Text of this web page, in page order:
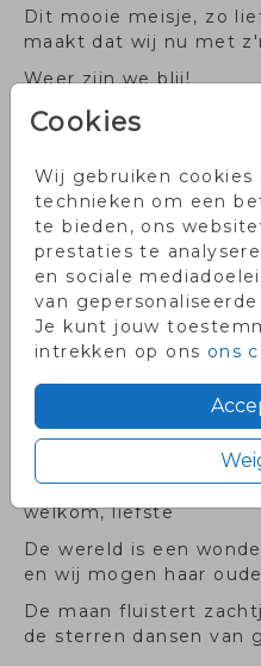
Cookies
Wij gebruiken cookies
technieken om een
te bieden, ons
prestaties te
en sociale
van
Je kunt jouw
intrekken op ons ons
Dit mooie meisje, zo
maakt dat wij nu met
Weer zijn we blij!
Onze lieve [naam] is
Van droom naar
ons wondertje is
Daar is ze dan…
A little miracle sent
a baby girl to cuddle
Een klein prinsesje
een groot avontuur!
Ze heeft tien kleine
zacht,
welkom, liefste
De wereld is een
en wij mogen haar
De maan fluistert
de sterren dansen van